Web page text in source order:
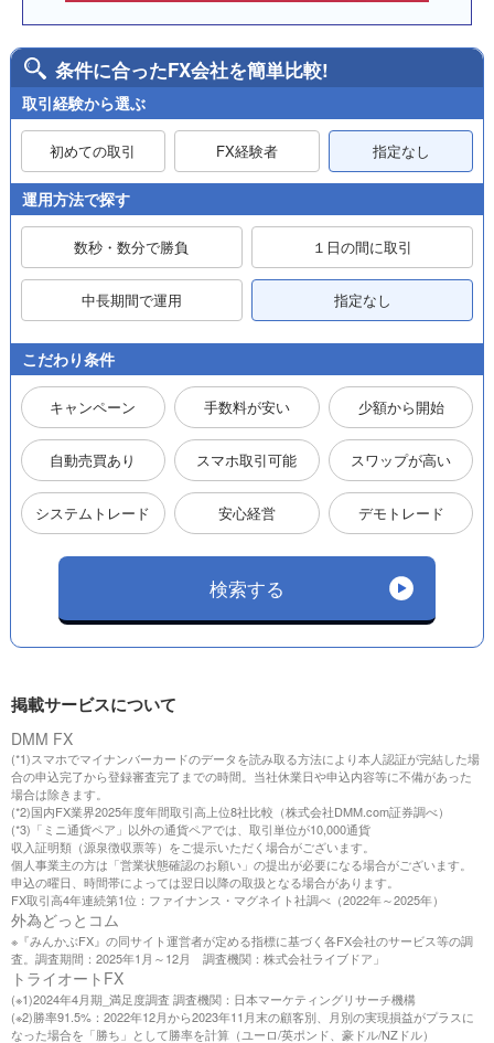
条件に合ったFX会社を簡単比較!
取引経験から選ぶ
初めての取引 FX経験者 指定なし
運用方法で探す
数秒・数分で勝負 １日の間に取引
中長期間で運用 指定なし
こだわり条件
キャンペーン 手数料が安い 少額から開始
自動売買あり スマホ取引可能 スワップが高い
システムトレード 安心経営 デモトレード
検索する
掲載サービスについて
DMM FX
(*1)スマホでマイナンバーカードのデータを読み取る方法により本人認証が完結した場
合の申込完了から登録審査完了までの時間。当社休業日や申込内容等に不備があった
場合は除きます。
(*2)国内FX業界2025年度年間取引高上位8社比較（株式会社DMM.com証券調べ）
(*3)「ミニ通貨ペア」以外の通貨ペアでは、取引単位が10,000通貨
収入証明類（源泉徴収票等）をご提示いただく場合がございます。
個人事業主の方は「営業状態確認のお願い」の提出が必要になる場合がございます。
申込の曜日、時間帯によっては翌日以降の取扱となる場合があります。
FX取引高4年連続第1位：ファイナンス・マグネイト社調べ（2022年～2025年）
外為どっとコム
※『みんかぶFX』の同サイト運営者が定める指標に基づく各FX会社のサービス等の調
査。調査期間：2025年1月～12月 調査機関：株式会社ライブドア」
トライオートFX
(※1)2024年4月期_満足度調査 調査機関：日本マーケティングリサーチ機構
(※2)勝率91.5%：2022年12月から2023年11月末の顧客別、月別の実現損益がプラスに
なった場合を「勝ち」として勝率を計算（ユーロ/英ポンド、豪ドル/NZドル）